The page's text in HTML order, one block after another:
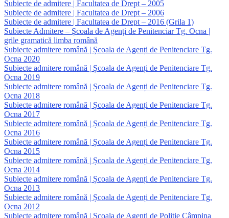
Subiecte de admitere | Facultatea de Drept – 2005
Subiecte de admitere | Facultatea de Drept – 2006
Subiecte de admitere | Facultatea de Drept – 2016 (Grila 1)
Subiecte Admitere – Şcoala de Agenți de Penitenciar Tg. Ocna |
grile gramatică limba română
Subiecte admitere română | Școala de Agenți de Penitenciare Tg.
Ocna 2020
Subiecte admitere română | Școala de Agenți de Penitenciare Tg.
Ocna 2019
Subiecte admitere română | Școala de Agenți de Penitenciare Tg.
Ocna 2018
Subiecte admitere română | Școala de Agenți de Penitenciare Tg.
Ocna 2017
Subiecte admitere română | Școala de Agenți de Penitenciare Tg.
Ocna 2016
Subiecte admitere română | Școala de Agenți de Penitenciare Tg.
Ocna 2015
Subiecte admitere română | Școala de Agenți de Penitenciare Tg.
Ocna 2014
Subiecte admitere română | Școala de Agenți de Penitenciare Tg.
Ocna 2013
Subiecte admitere română | Școala de Agenți de Penitenciare Tg.
Ocna 2012
Subiecte admitere română | Școala de Agenți de Poliție Câmpina